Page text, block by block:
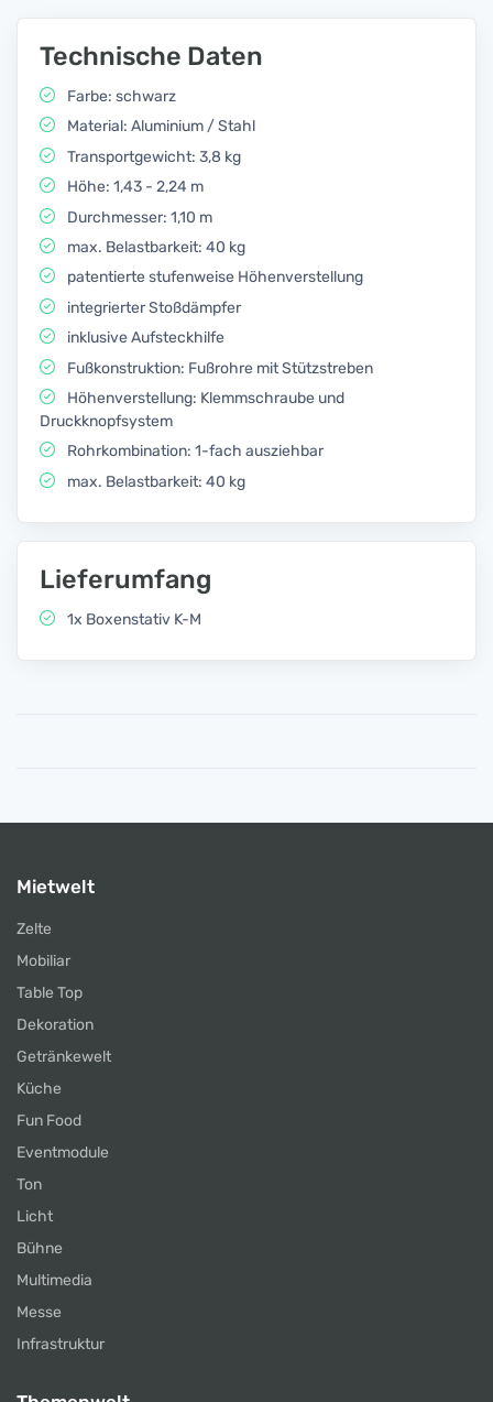
Technische Daten
Farbe: schwarz
Material: Aluminium / Stahl
Transportgewicht: 3,8 kg
Höhe: 1,43 - 2,24 m
Durchmesser: 1,10 m
max. Belastbarkeit: 40 kg
patentierte stufenweise Höhenverstellung
integrierter Stoßdämpfer
inklusive Aufsteckhilfe
Fußkonstruktion: Fußrohre mit Stützstreben
Höhenverstellung: Klemmschraube und
Druckknopfsystem
Rohrkombination: 1-fach ausziehbar
max. Belastbarkeit: 40 kg
Lieferumfang
1x Boxenstativ K-M
Mietwelt
Zelte
Mobiliar
Table Top
Dekoration
Getränkewelt
Küche
Fun Food
Eventmodule
Ton
Licht
Bühne
Multimedia
Messe
Infrastruktur